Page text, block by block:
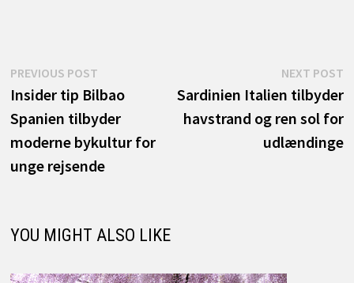
Indlægsnavigation
PREVIOUS POSTPrevious
post:
Insider tip Bilbao
Spanien tilbyder
moderne bykultur for
unge rejsende
NEXT POST
Sardinien Italien tilbyder
havstrand og ren sol for
udlændinge
YOU MIGHT ALSO LIKE